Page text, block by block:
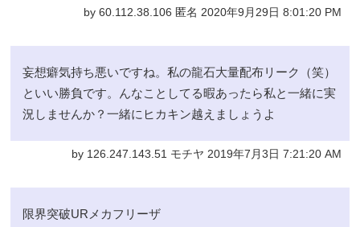
by 60.112.38.106 匿名 2020年9月29日 8:01:20 PM
妄想癖気持ち悪いですね。私の龍石大量配布リーク（笑）
といい勝負です。んなことしてる暇あったら私と一緒に実
況しませんか？一緒にヒカキン越えましょうよ
by 126.247.143.51 モチヤ 2019年7月3日 7:21:20 AM
限界突破URメカフリーザ